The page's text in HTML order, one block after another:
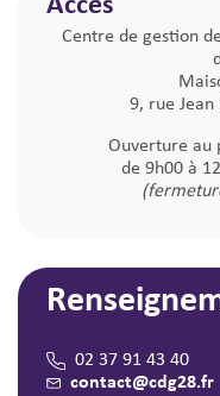
Centre de gestion
9, rue Jean
Ouverture au
de 9h00 à
02 37 91 43 40
contact@cdg28.fr